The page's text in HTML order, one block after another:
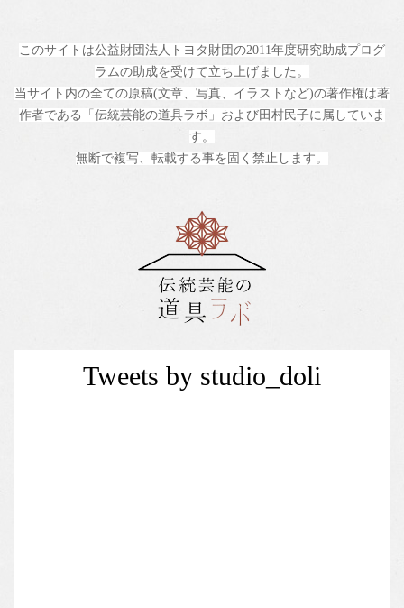
このサイトは公益財団法人トヨタ財団の2011年度研究助成プログ
ラムの助成を受けて立ち上げました。
当サイト内の全ての原稿(文章、写真、イラストなど)の著作権は著
作者である「伝統芸能の道具ラボ」および田村民子に属していま
す。
無断で複写、転載する事を固く禁止します。
Tweets by studio_doli